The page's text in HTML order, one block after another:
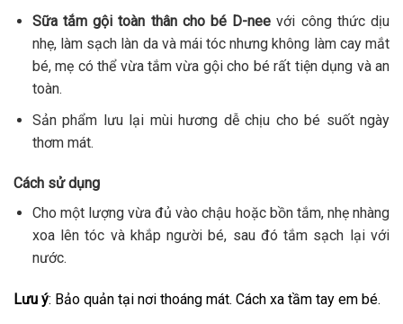
Sữa tắm gội toàn thân cho bé D-nee với công thức dịu
nhẹ, làm sạch làn da và mái tóc nhưng không làm cay mắt
bé, mẹ có thể vừa tắm vừa gội cho bé rất tiện dụng và an
toàn.
Sản phẩm lưu lại mùi hương dễ chịu cho bé suốt ngày
thơm mát.
Cách sử dụng
Cho một lượng vừa đủ vào chậu hoặc bồn tắm, nhẹ nhàng
xoa lên tóc và khắp người bé, sau đó tắm sạch lại với
nước.
Lưu ý: Bảo quản tại nơi thoáng mát. Cách xa tầm tay em bé.